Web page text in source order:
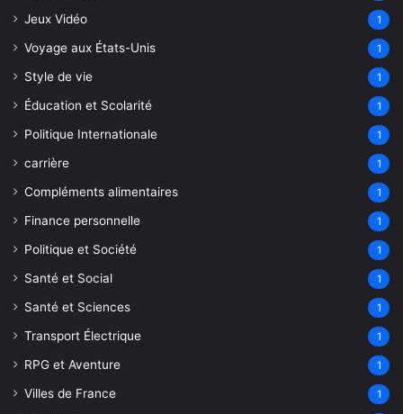
Jeux Vidéo 1
Voyage aux États-Unis 1
Style de vie 1
Éducation et Scolarité 1
Politique Internationale 1
carrière 1
Compléments alimentaires 1
Finance personnelle 1
Politique et Société 1
Santé et Social 1
Santé et Sciences 1
Transport Électrique 1
RPG et Aventure 1
Villes de France 1